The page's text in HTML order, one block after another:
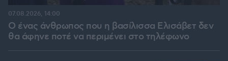
Ο ένας άνθρωπος που η βασίλισσα Ελισάβετ δεν
θα άφηνε ποτέ να περιμένει στο τηλέφωνο
07.08.2026, 14:00